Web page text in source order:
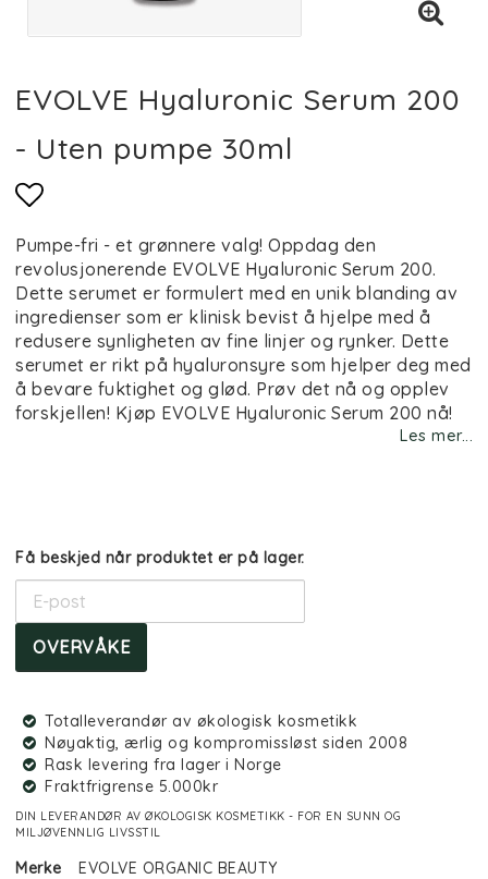
EVOLVE Hyaluronic Serum 200
- Uten pumpe 30ml
Add to list of favorites
Pumpe-fri - et grønnere valg! Oppdag den
revolusjonerende EVOLVE Hyaluronic Serum 200.
Dette serumet er formulert med en unik blanding av
ingredienser som er klinisk bevist å hjelpe med å
redusere synligheten av fine linjer og rynker. Dette
serumet er rikt på hyaluronsyre som hjelper deg med
å bevare fuktighet og glød. Prøv det nå og opplev
forskjellen! Kjøp EVOLVE Hyaluronic Serum 200 nå!
Les mer...
Få beskjed når produktet er på lager.
OVERVÅKE
Totalleverandør av økologisk kosmetikk
Nøyaktig, ærlig og kompromissløst siden 2008
Rask levering fra lager i Norge
Fraktfrigrense 5.000kr
DIN LEVERANDØR AV ØKOLOGISK KOSMETIKK - FOR EN SUNN OG
MILJØVENNLIG LIVSSTIL
Merke EVOLVE ORGANIC BEAUTY